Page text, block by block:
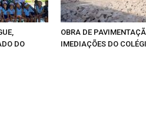
DO
OBRA DE
IMEDIAÇÕES DO